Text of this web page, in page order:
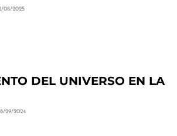
08/2025
DEL UNIVERSO EN LA
29/2024